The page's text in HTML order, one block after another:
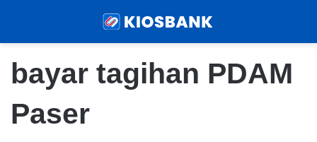
bayar tagihan PDAM
Paser